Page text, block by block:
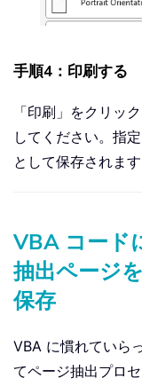
手順4：印刷する
「印刷」をクリッ
してください。指
として保存されます
VBA コード
抽出ページ
保存
VBA に慣れていら
てページ抽出プロ